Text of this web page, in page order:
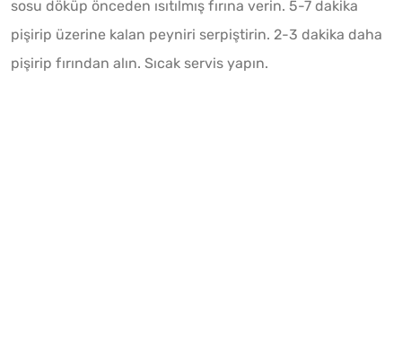
sosu döküp önceden ısıtılmış fırına verin. 5-7 dakika
pişirip üzerine kalan peyniri serpiştirin. 2-3 dakika daha
pişirip fırından alın. Sıcak servis yapın.